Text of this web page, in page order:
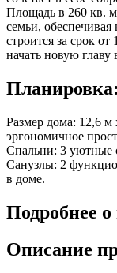
Площадь в 260 кв.
семьи,
строится за срок
начать новую главу
Планировка:
Размер дома: 12,6 м
эргономичное
Спальни: 3 уютные
Санузлы: 2
в доме.
Подробнее о
Описание